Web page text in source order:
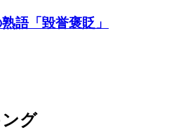
語「毀誉褒貶」
グ